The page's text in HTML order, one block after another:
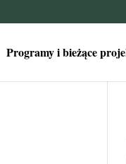
Programy i bieżące